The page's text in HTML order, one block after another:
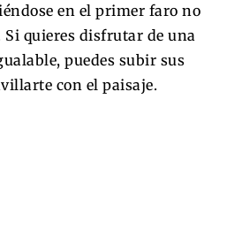
en el primer faro no
quieres disfrutar de una
puedes subir sus
con el paisaje.